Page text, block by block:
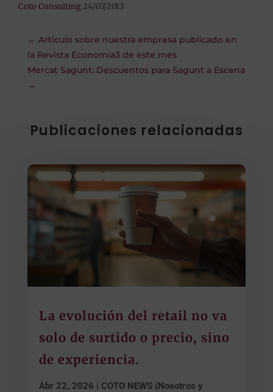
Coto Consulting24/07/2013
← Artículo sobre nuestra empresa publicado en
la Revista Economía3 de este mes
Mercat Sagunt: Descuentos para Sagunt a Escena
→
Publicaciones relacionadas
La evolución del retail no va
solo de surtido o precio, sino
de experiencia.
Abr 22, 2026 | COTO NEWS (Nosotros y